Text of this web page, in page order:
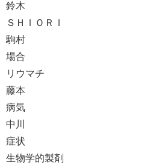
鈴木
ＳＨＩＯＲＩ
駒村
場合
リウマチ
藤本
病気
中川
症状
生物学的製剤